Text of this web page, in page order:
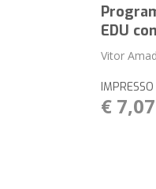
EDU
Vitor
IMPRESSO
€ 7,07